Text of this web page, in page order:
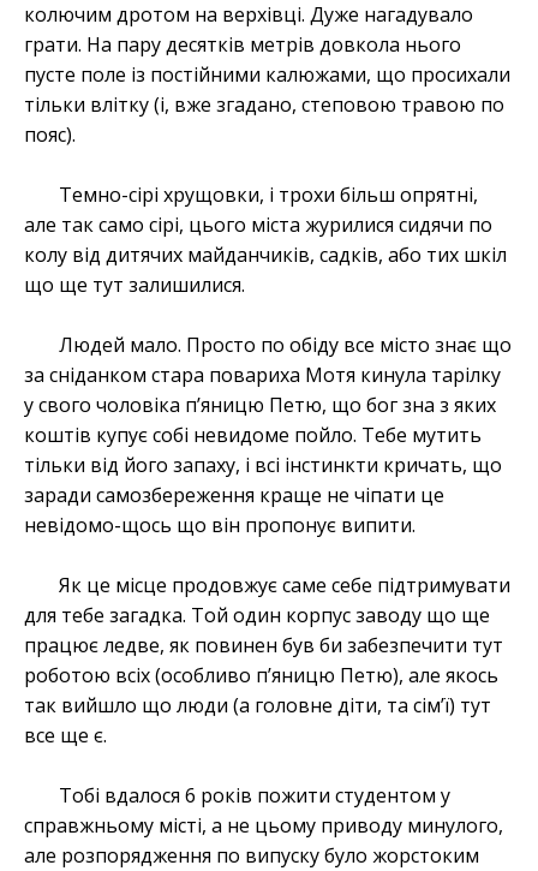
колючим дротом на верхівці. Дуже нагадувало
грати. На пару десятків метрів довкола нього
пусте поле із постійними калюжами, що просихали
тільки влітку (і, вже згадано, степовою травою по
пояс).
Темно-сірі хрущовки, і трохи більш опрятні,
але так само сірі, цього міста журилися сидячи по
колу від дитячих майданчиків, садків, або тих шкіл
що ще тут залишилися.
Людей мало. Просто по обіду все місто знає що
за сніданком стара повариха Мотя кинула тарілку
у свого чоловіка п’яницю Петю, що бог зна з яких
коштів купує собі невидоме пойло. Тебе мутить
тільки від його запаху, і всі інстинкти кричать, що
заради самозбереження краще не чіпати це
невідомо-щось що він пропонує випити.
Як це місце продовжує саме себе підтримувати
для тебе загадка. Той один корпус заводу що ще
працює ледве, як повинен був би забезпечити тут
роботою всіх (особливо п’яницю Петю), але якось
так вийшло що люди (а головне діти, та сім’ї) тут
все ще є.
Тобі вдалося 6 років пожити студентом у
справжньому місті, а не цьому приводу минулого,
але розпорядження по випуску було жорстоким